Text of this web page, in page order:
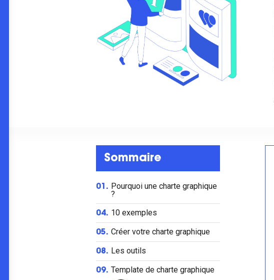
Sommaire
01. Pourquoi une charte graphique
?
04. 10 exemples
05. Créer votre charte graphique
08. Les outils
09. Template de charte graphique